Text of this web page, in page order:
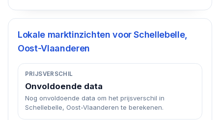
Lokale marktinzichten voorSchellebelle,
Oost-Vlaanderen
PRIJSVERSCHIL
Onvoldoende data
Nog onvoldoende data om het prijsverschil in
Schellebelle, Oost-Vlaanderen te berekenen.